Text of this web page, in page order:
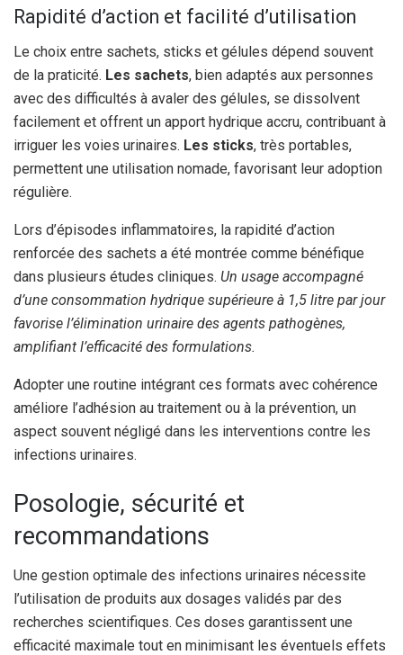
Rapidité d’action et facilité d’utilisation
Le choix entre sachets, sticks et gélules dépend souvent
de la praticité. Les sachets, bien adaptés aux personnes
avec des difficultés à avaler des gélules, se dissolvent
facilement et offrent un apport hydrique accru, contribuant à
irriguer les voies urinaires. Les sticks, très portables,
permettent une utilisation nomade, favorisant leur adoption
régulière.
Lors d’épisodes inflammatoires, la rapidité d’action
renforcée des sachets a été montrée comme bénéfique
dans plusieurs études cliniques. Un usage accompagné
d’une consommation hydrique supérieure à 1,5 litre par jour
favorise l’élimination urinaire des agents pathogènes,
amplifiant l’efficacité des formulations.
Adopter une routine intégrant ces formats avec cohérence
améliore l’adhésion au traitement ou à la prévention, un
aspect souvent négligé dans les interventions contre les
infections urinaires.
Posologie, sécurité et
recommandations
Une gestion optimale des infections urinaires nécessite
l’utilisation de produits aux dosages validés par des
recherches scientifiques. Ces doses garantissent une
efficacité maximale tout en minimisant les éventuels effets